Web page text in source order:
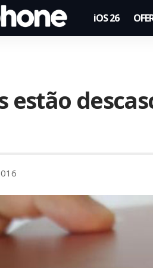
iOS 26
estão